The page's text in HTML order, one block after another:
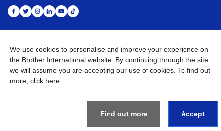
Indonesia Jaringan Global
Privacy Policy Ketentuan Penggunaan Site Map Kunjungi Situs Global
Rights Reserved
We use cookies to personalise and improve your experience on
the Brother International website. By continuing through the site
we will assume you are accepting our use of cookies. To find out
more, click here
Find out more Accept